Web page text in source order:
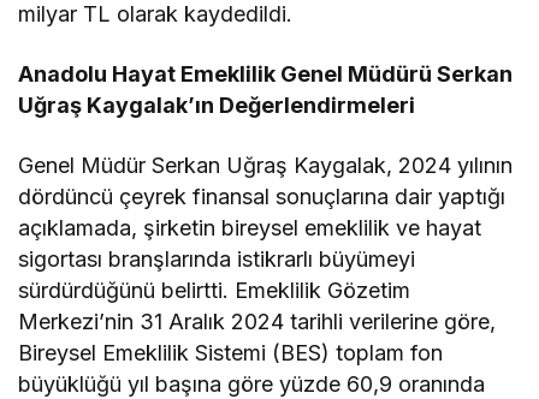
milyar TL olarak kaydedildi.
Anadolu Hayat Emeklilik Genel Müdürü Serkan
Uğraş Kaygalak’ın Değerlendirmeleri
Genel Müdür Serkan Uğraş Kaygalak, 2024 yılının
dördüncü çeyrek finansal sonuçlarına dair yaptığı
açıklamada, şirketin bireysel emeklilik ve hayat
sigortası branşlarında istikrarlı büyümeyi
sürdürdüğünü belirtti. Emeklilik Gözetim
Merkezi’nin 31 Aralık 2024 tarihli verilerine göre,
Bireysel Emeklilik Sistemi (BES) toplam fon
büyüklüğü yıl başına göre yüzde 60,9 oranında